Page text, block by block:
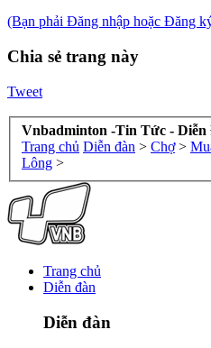
(Bạn phải Đăng nhập hoặc Đăng
Chia sẻ trang này
Tweet
Vnbadminton -Tin Tức -
Trang chủ Diễn đàn > Chợ >
Lông >
Trang chủ
Diễn đàn
Diễn đàn